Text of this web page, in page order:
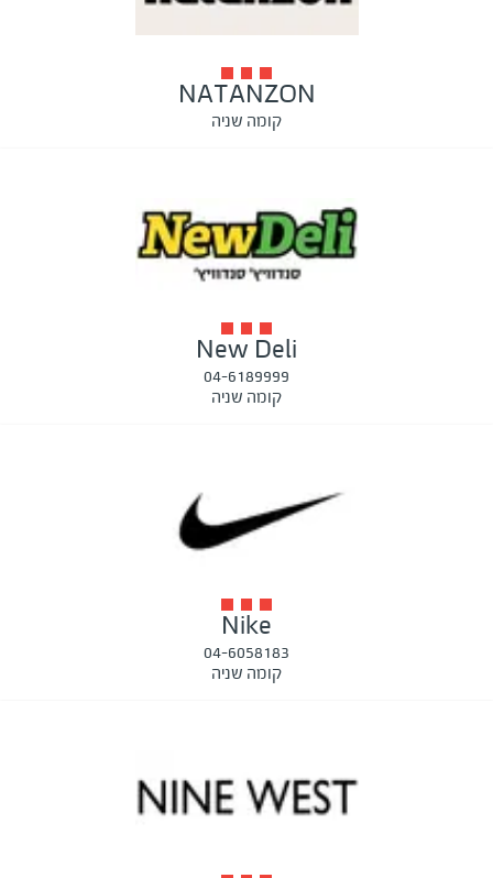
NATANZON
קומה שניה
New Deli
04-6189999
קומה שניה
Nike
04-6058183
קומה שניה